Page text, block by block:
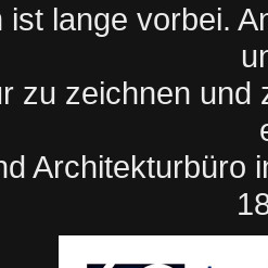
ist lange vorbei.
zu zeichnen
Architekturbüro